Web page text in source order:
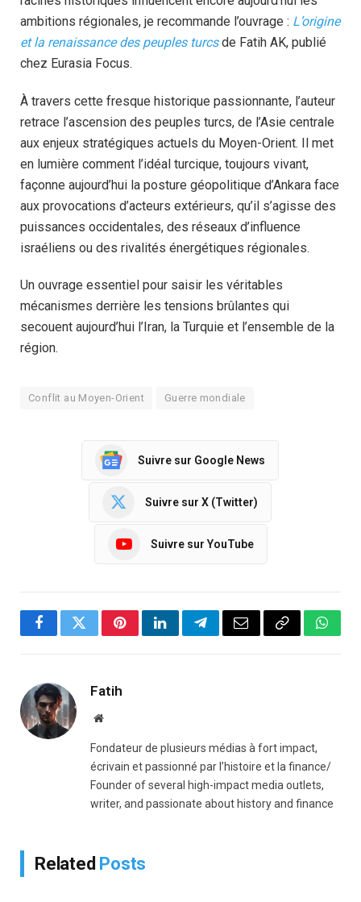
ambitions régionales, je recommande l’ouvrage : L’origine
et la renaissance des peuples turcsde Fatih AK, publié
chez Eurasia Focus.
À travers cette fresque historique passionnante, l’auteur
retrace l’ascension des peuples turcs, de l’Asie centrale
aux enjeux stratégiques actuels du Moyen-Orient. Il met
en lumière comment l’idéal turcique, toujours vivant,
façonne aujourd’hui la posture géopolitique d’Ankara face
aux provocations d’acteurs extérieurs, qu’il s’agisse des
puissances occidentales, des réseaux d’influence
israéliens ou des rivalités énergétiques régionales.
Un ouvrage essentiel pour saisir les véritables
mécanismes derrière les tensions brûlantes qui
secouent aujourd’hui l’Iran, la Turquie et l’ensemble de la
région.
Conflit au Moyen-Orient Guerre mondiale
Suivre sur Google News
Suivre sur X (Twitter)
Suivre sur YouTube
FacebookTwitterPinterestLinkedInTelegramEmail Copy
Fatih
Website
Fondateur de plusieurs médias à fort impact,
écrivain et passionné par l’histoire et la finance/
Founder of several high-impact media outlets,
writer, and passionate about history and finance
Related Posts